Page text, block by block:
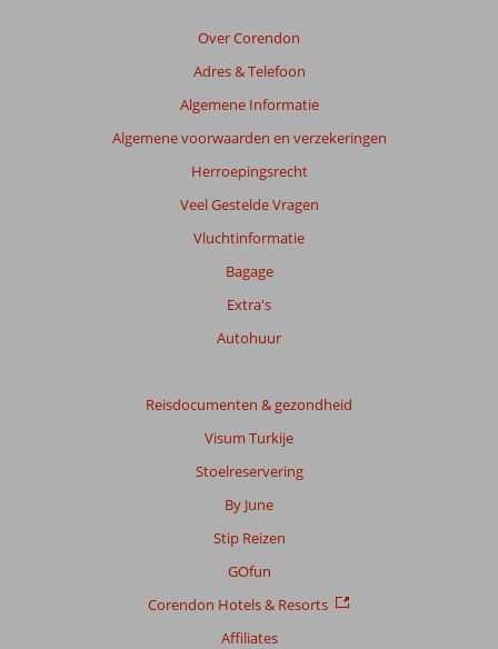
Over Corendon
Adres & Telefoon
Algemene Informatie
Algemene voorwaarden en verzekeringen
Herroepingsrecht
Veel Gestelde Vragen
Vluchtinformatie
Bagage
Extra's
Autohuur
Reisdocumenten & gezondheid
Visum Turkije
Stoelreservering
By June
Stip Reizen
GOfun
Corendon Hotels & Resorts
Affiliates